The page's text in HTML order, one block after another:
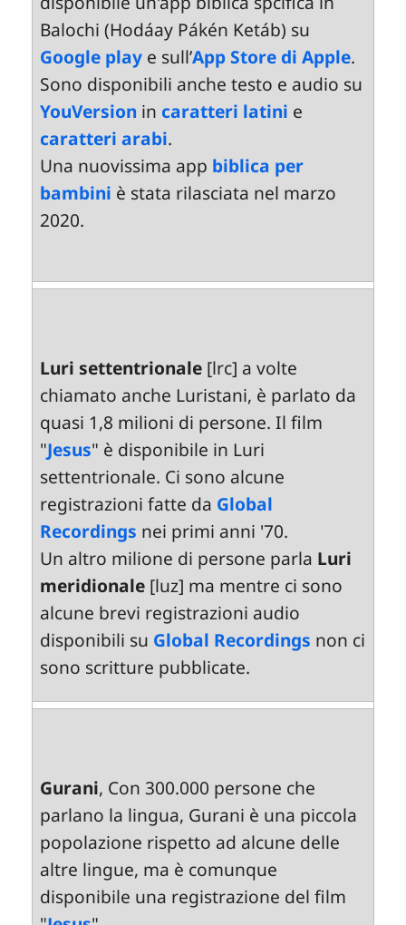
Balochi (Hodáay Pákén Ketáb) su
Google playe sull’App Store di Apple.
Sono disponibili anche testo e audio su
YouVersion in caratteri latini e
caratteri arabi.
Una nuovissima app biblica per
bambini è stata rilasciata nel marzo
2020.
Luri settentrionale[lrc] a volte
chiamato anche Luristani, è parlato da
quasi 1,8 milioni di persone. Il film
"Jesus" è disponibile in Luri
settentrionale. Ci sono alcune
registrazioni fatte da Global
Recordings nei primi anni '70.
Un altro milione di persone parla Luri
meridionale[luz] ma mentre ci sono
alcune brevi registrazioni audio
disponibili su Global Recordings non ci
sono scritture pubblicate.
Gurani, Con 300.000 persone che
parlano la lingua, Gurani è una piccola
popolazione rispetto ad alcune delle
altre lingue, ma è comunque
disponibile una registrazione del film